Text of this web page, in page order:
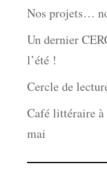
Nos projets…
Un dernier
l’été !
Cercle de
Café littéraire à
mai